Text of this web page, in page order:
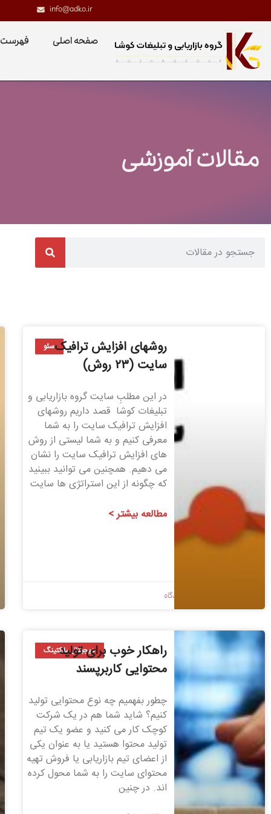
info@adko.ir
صفحه اصلی فهرست
مقالات آموزشی
سئوروشهای افزایش ترافیک
سایت (۲۳ روش)
در این مطلبِ سایت گروه بازاریابی و
تبلیغات کوشا قصد داریم روشهای
افزایش ترافیک سایت را به شما
معرفی کنیم و به شما لیستی از روش
های افزایش ترافیک سایت را نشان
می دهیم. همچنین می توانید ببینید
که چگونه از این استراتژی ها سایت
مطالعه بیشتر >
بدون دیدگاه
دیجیتال مارکتینگ
راهکار خوب برای تولید
محتوایی کاربرپسند
چطور بفهمیم چه نوع محتوایی تولید
کنیم؟ شاید شما هم در یک شرکت
کوچک کار می­ کنید و عضو یک تیم
تولید محتوا هستید یا به عنوان یکی
از اعضای تیم بازاریابی یا فروش تهیه
محتوای سایت را به شما محول کرده
اند. در چنین